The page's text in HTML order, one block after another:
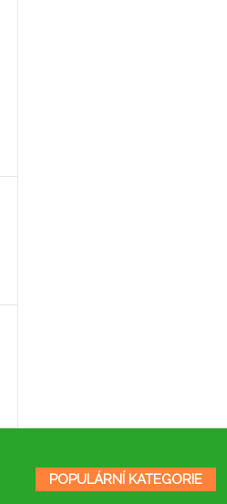
POPULÁRNÍ KATEGORIE